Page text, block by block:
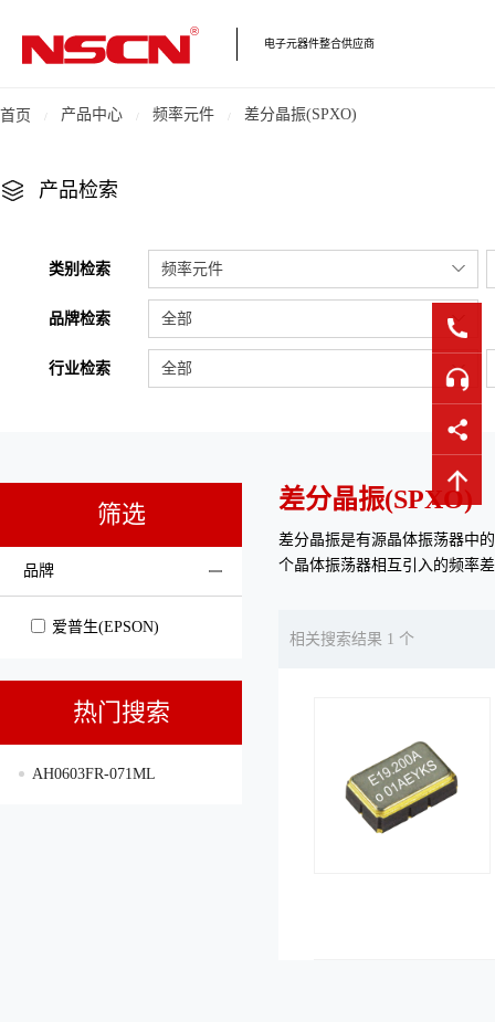
电子元器件整合供应商
首页 产品中心 频率元件 差分晶振(SPXO)
产品检索
类别检索 频率元件
品牌检索 全部
行业检索 全部
筛选
品牌
爱普生(EPSON)
热门搜索
AH0603FR-071ML
差分晶振(SPXO)
差分晶振是有源晶体振荡器中
个晶体振荡器相互引入的频率
相关搜索结果 1 个